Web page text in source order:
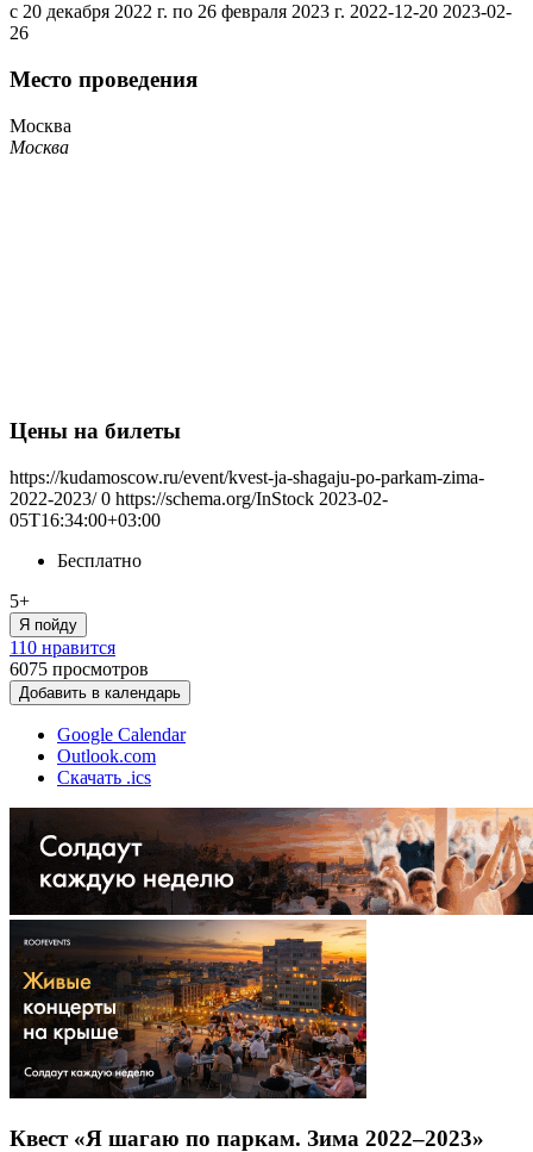
с 20 декабря 2022 г. по 26 февраля 2023 г. 2022-12-20 2023-02-
26
Место проведения
Москва
Москва
Цены на билеты
https://kudamoscow.ru/event/kvest-ja-shagaju-po-parkam-zima-
2022-2023/ 0 https://schema.org/InStock 2023-02-
05T16:34:00+03:00
Бесплатно
5+
Я пойду
110 нравится
6075 просмотров
Добавить в календарь
Google Calendar
Outlook.com
Скачать .ics
Квест «Я шагаю по паркам. Зима 2022–2023»